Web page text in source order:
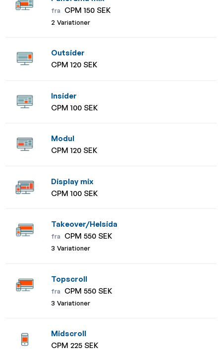
fra CPM 150 SEK
2 Variationer
Outsider
CPM 120 SEK
Insider
CPM 100 SEK
Modul
CPM 120 SEK
Display mix
CPM 100 SEK
Takeover/Helsida
fra CPM 550 SEK
3 Variationer
Topscroll
fra CPM 550 SEK
3 Variationer
Midscroll
CPM 225 SEK